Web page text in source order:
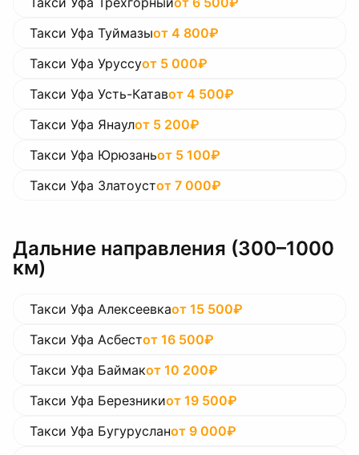
Такси Уфа Туймазыот 4 800₽
Такси Уфа Уруссуот 5 000₽
Такси Уфа Усть-Катавот 4 500₽
Такси Уфа Янаулот 5 200₽
Такси Уфа Юрюзаньот 5 100₽
Такси Уфа Златоустот 7 000₽
Дальние направления (300–1000
км)
Такси Уфа Алексеевкаот 15 500₽
Такси Уфа Асбестот 16 500₽
Такси Уфа Баймакот 10 200₽
Такси Уфа Березникиот 19 500₽
Такси Уфа Бугурусланот 9 000₽